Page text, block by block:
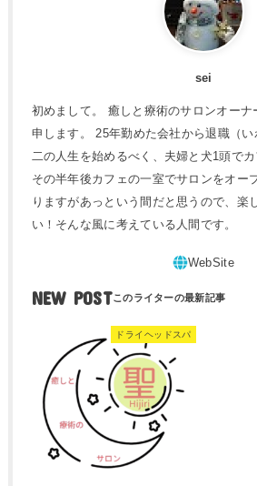
sei
初めまして。 癒しと療術のサロンオーナ
申します。 25年勤めた会社から退職（
二の人生を始めるべく、夫婦と犬1頭で
その半年後カフェの一室でサロンをオー
りますがあっという間だと思うので、楽
い！そんな風に考えている人間です。
NEW POST
ドライヘッドスパ